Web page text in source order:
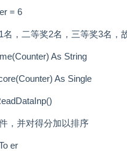
= 6
名，二等奖2名，三等奖3名，
As String
As Single
，并对得分加以排序
er